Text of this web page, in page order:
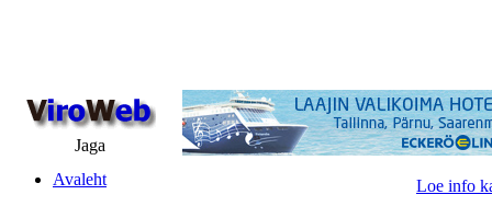
Jaga
Avaleht
Loe info